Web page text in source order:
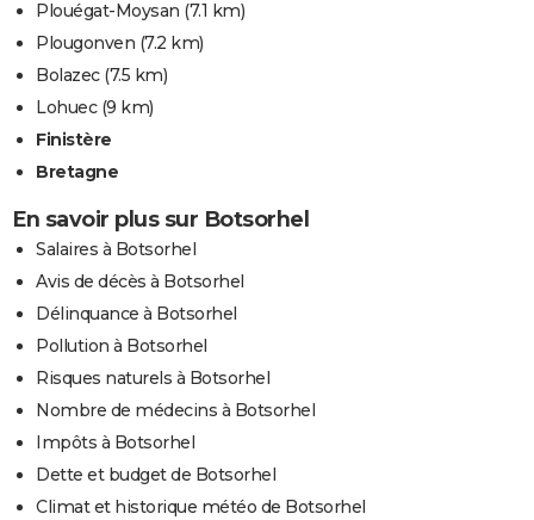
Plouégat-Moysan (7.1 km)
Plougonven (7.2 km)
Bolazec(7.5 km)
Lohuec(9 km)
Finistère
Bretagne
En savoir plus sur Botsorhel
Salaires à Botsorhel
Avis de décès à Botsorhel
Délinquance à Botsorhel
Pollution à Botsorhel
Risques naturels à Botsorhel
Nombre de médecins à Botsorhel
Impôts à Botsorhel
Dette et budget de Botsorhel
Climat et historique météo de Botsorhel